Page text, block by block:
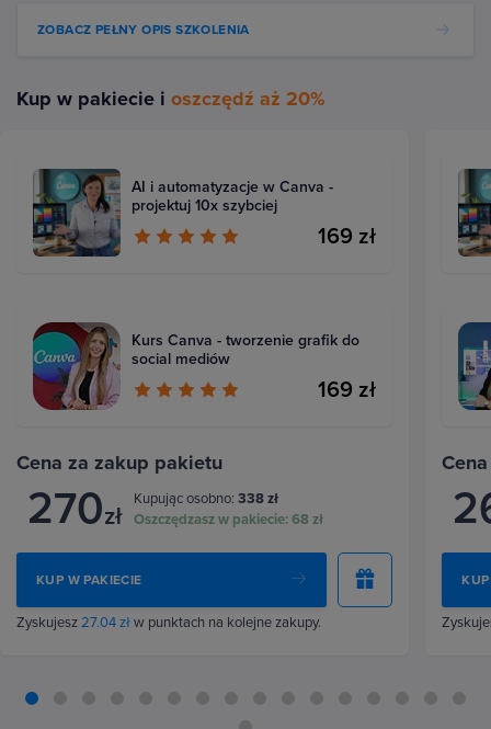
ZOBACZ PEŁNY OPIS SZKOLENIA
Kup w pakiecie i oszczędź aż 20%
AI i automatyzacje w Canva -
projektuj 10x szybciej
169 zł
Kurs Canva - tworzenie grafik do
social mediów
169 zł
Cena za zakup pakietu
270zł
Kupując osobno: 338 zł
Oszczędzasz w pakiecie:68 zł
KUP W PAKIECIE
Zyskujesz27.04 złw punktach na kolejne zakupy.